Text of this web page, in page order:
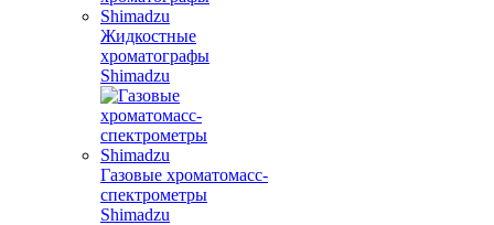
Жидкостные
хроматографы
Shimadzu
Газовые хроматомасс-
спектрометры
Shimadzu